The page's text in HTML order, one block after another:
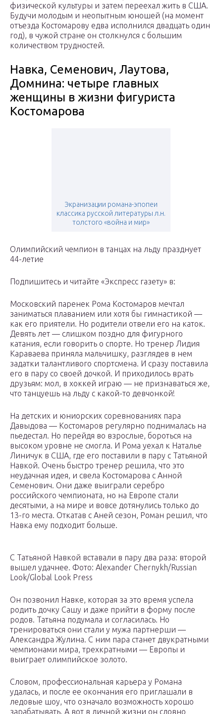
физической культуры и затем переехал жить в США.
Будучи молодым и неопытным юношей (на момент
отъезда Костомарову едва исполнился двадцать один
год), в чужой стране он столкнулся с большим
количеством трудностей.
Навка, Семенович, Лаутова,
Домнина: четыре главных
женщины в жизни фигуриста
Костомарова
Экранизации романа-эпопеи
классика русской литературы л.н.
толстого «война и мир»
Олимпийский чемпион в танцах на льду празднует
44-летие
Подпишитесь и читайте «Экспресс газету» в:
Московский паренек Рома Костомаров мечтал
заниматься плаванием или хотя бы гимнастикой —
как его приятели. Но родители отвели его на каток.
Девять лет — слишком поздно для фигурного
катания, если говорить о спорте. Но тренер Лидия
Караваева приняла мальчишку, разглядев в нем
задатки талантливого спортсмена. И сразу поставила
его в пару со своей дочкой. И приходилось врать
друзьям: мол, в хоккей играю — не признаваться же,
что танцуешь на льду с какой-то девчонкой!
На детских и юниорских соревнованиях пара
Давыдова — Костомаров регулярно поднималась на
пьедестал. Но перейдя во взрослые, бороться на
высоком уровне не смогла. И Рома уехал к Наталье
Линичук в США, где его поставили в пару с Татьяной
Навкой. Очень быстро тренер решила, что это
неудачная идея, и свела Костомарова с Анной
Семенович. Они даже выиграли серебро
российского чемпионата, но на Европе стали
десятыми, а на мире и вовсе дотянулись только до
13-го места. Откатав с Аней сезон, Роман решил, что
Навка ему подходит больше.
С Татьяной Навкой вставали в пару два раза: второй
вышел удачнее. Фото: Alexander Chernykh/Russian
Look/Global Look Press
Он позвонил Навке, которая за это время успела
родить дочку Сашу и даже прийти в форму после
родов. Татьяна подумала и согласилась. Но
тренироваться они стали у мужа партнерши —
Александра Жулина. С ним пара станет двукратными
чемпионами мира, трехкратными — Европы и
выиграет олимпийское золото.
Словом, профессиональная карьера у Романа
удалась, и после ее окончания его приглашали в
ледовые шоу, что означало возможность хорошо
зарабатывать. А вот в личной жизни он словно